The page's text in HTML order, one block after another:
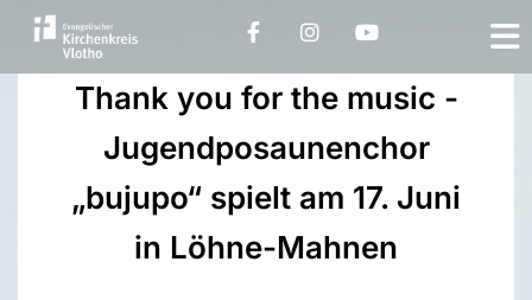
Thank you for the music -
Jugendposaunenchor
„bujupo“ spielt am 17. Juni
in Löhne-Mahnen